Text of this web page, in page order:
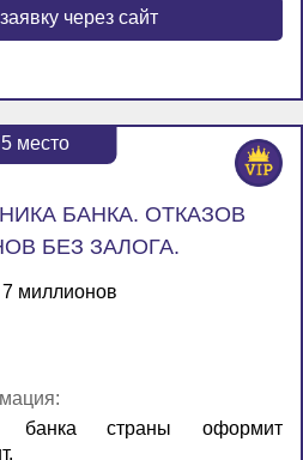
через сайт
5место
БАНКА. ОТКАЗОВ
БЕЗ ЗАЛОГА.
миллионов
банка страны оформит